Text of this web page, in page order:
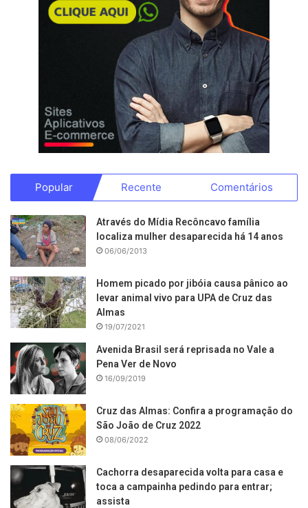
Popular Recente Comentários
Através do Mídia Recôncavo família
localiza mulher desaparecida há 14 anos
06/06/2013
Homem picado por jibóia causa pânico ao
levar animal vivo para UPA de Cruz das
Almas
19/07/2021
Avenida Brasil será reprisada no Vale a
Pena Ver de Novo
16/09/2019
Cruz das Almas: Confira a programação do
São João de Cruz 2022
08/06/2022
Cachorra desaparecida volta para casa e
toca a campainha pedindo para entrar;
assista